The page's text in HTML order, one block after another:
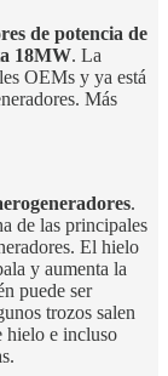
de potencia de
18MW. La
OEMs y ya está
Más
.
de las principales
El hielo
y aumenta la
puede ser
trozos salen
hielo e incluso